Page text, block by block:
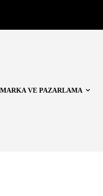
MARKA VE PAZARLAMA